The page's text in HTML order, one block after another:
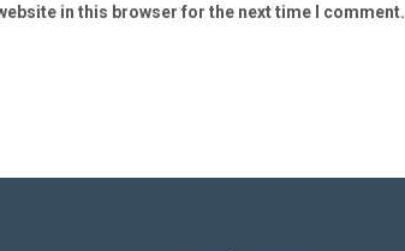
in this browser for the next time I comment.